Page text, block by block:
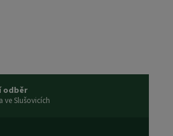
odběr
ve Slušovicích